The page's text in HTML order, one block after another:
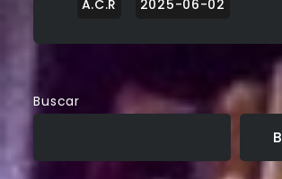
Buscar